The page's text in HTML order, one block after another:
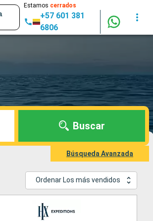
Estamos cerrados
+57 601 381
6806
Buscar
Búsqueda Avanzada
Ordenar Los más vendidos